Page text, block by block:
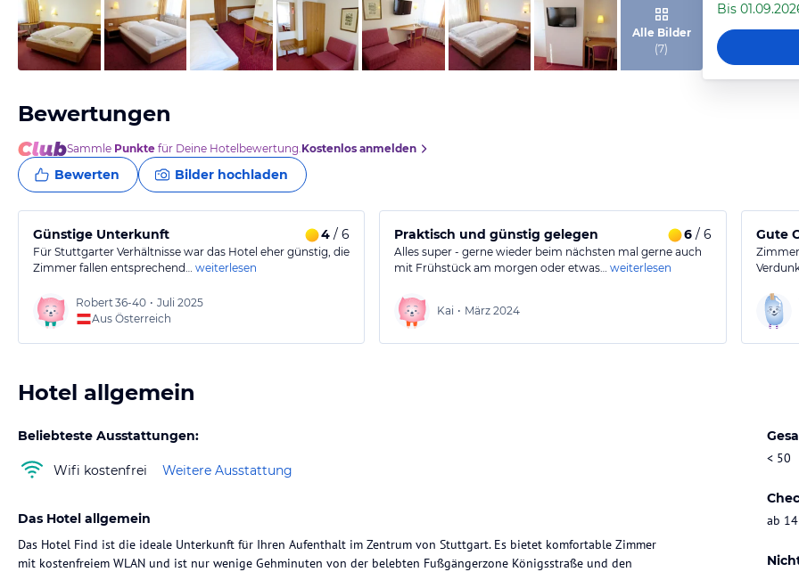
von Booking.com von Booking.com
Alle Bilder
(7)
Bis
Bewertungen
Sammle Punkte für Deine Hotelbewertung.Kostenlos anmelden
Bewerten Bilder hochladen
Günstige Unterkunft 4 / 6
Für Stuttgarter Verhältnisse war das Hotel eher günstig, die
Zimmer fallen entsprechend… weiterlesen
Robert36-40 • Juli 2025
Aus Österreich
Praktisch und günstig gelegen 6/ 6
Alles super - gerne wieder beim nächsten mal gerne auch
mit Frühstück am morgen oder etwas… weiterlesen
Kai • März 2024
Gute
Hotel allgemein
Beliebteste Ausstattungen:
Wifi kostenfrei Weitere Ausstattung
< 50
ab
Das Hotel allgemein
Das Hotel Find ist die ideale Unterkunft für Ihren Aufenthalt im Zentrum von Stuttgart. Es bietet komfortable Zimmer
mit kostenfreiem WLAN und ist nur wenige Gehminuten von der belebten Fußgängerzone Königsstraße und den